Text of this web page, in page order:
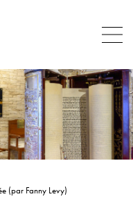
(par Fanny Levy)